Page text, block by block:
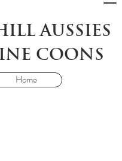
AUSSIES
COONS
Home